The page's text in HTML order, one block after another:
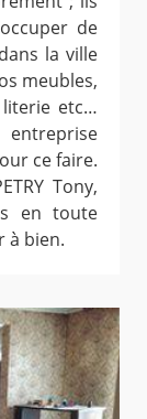
de
la ville
meubles,
literie etc…
ce faire.
Tony,
en toute
à bien.